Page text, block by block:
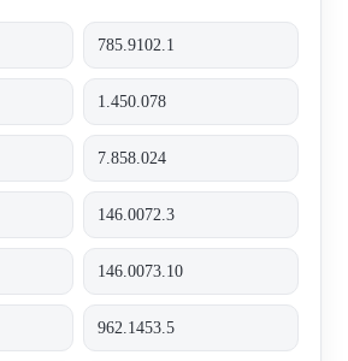
785.9102.1
1.450.078
7.858.024
146.0072.3
146.0073.10
962.1453.5